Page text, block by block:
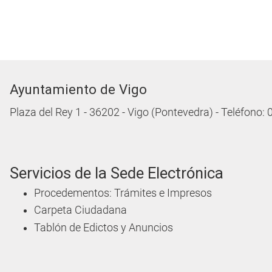
Ayuntamiento de Vigo
Plaza del Rey 1 - 36202 - Vigo (Pontevedra) - Teléfono:
Servicios de la Sede Electrónica
Procedementos: Trámites e Impresos
Carpeta Ciudadana
Tablón de Edictos y Anuncios